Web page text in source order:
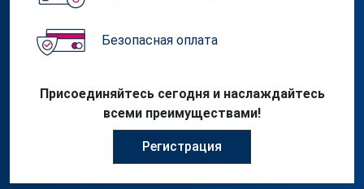
Безопасная оплата
Присоединяйтесь сегодня и наслаждайтесь
всеми преимуществами!
Pегистрация